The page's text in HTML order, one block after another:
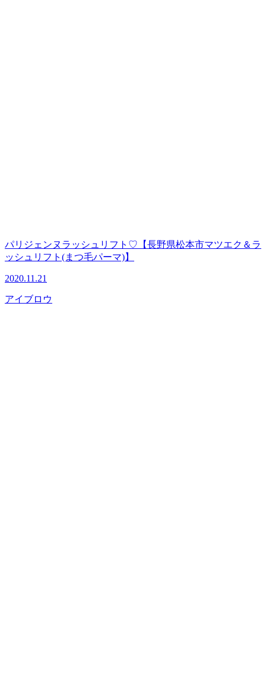
パリジェンヌラッシュリフト♡【長野県松本市マツエク＆ラ
ッシュリフト(まつ毛パーマ)】
2020.11.21
アイブロウ